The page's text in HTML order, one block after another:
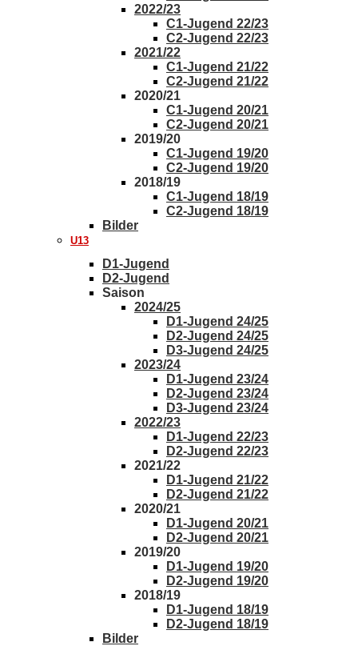
2022/23
C1-Jugend 22/23
C2-Jugend 22/23
2021/22
C1-Jugend 21/22
C2-Jugend 21/22
2020/21
C1-Jugend 20/21
C2-Jugend 20/21
2019/20
C1-Jugend 19/20
C2-Jugend 19/20
2018/19
C1-Jugend 18/19
C2-Jugend 18/19
Bilder
U13
D1-Jugend
D2-Jugend
Saison
2024/25
D1-Jugend 24/25
D2-Jugend 24/25
D3-Jugend 24/25
2023/24
D1-Jugend 23/24
D2-Jugend 23/24
D3-Jugend 23/24
2022/23
D1-Jugend 22/23
D2-Jugend 22/23
2021/22
D1-Jugend 21/22
D2-Jugend 21/22
2020/21
D1-Jugend 20/21
D2-Jugend 20/21
2019/20
D1-Jugend 19/20
D2-Jugend 19/20
2018/19
D1-Jugend 18/19
D2-Jugend 18/19
Bilder